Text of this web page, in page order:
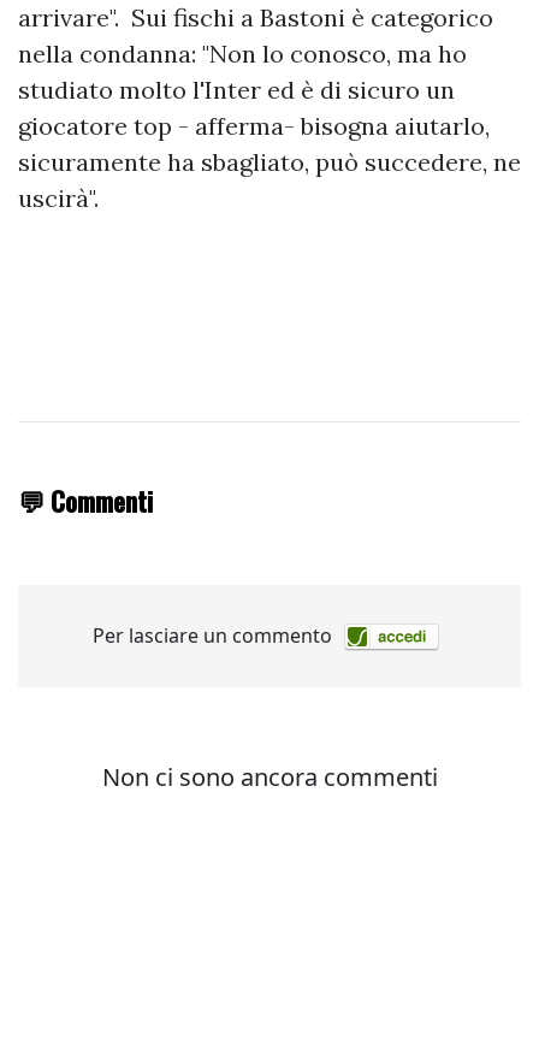
arrivare". Sui fischi a Bastoni è categorico
nella condanna: "Non lo conosco, ma ho
studiato molto l'Inter ed è di sicuro un
giocatore top - afferma- bisogna aiutarlo,
sicuramente ha sbagliato, può succedere, ne
uscirà".
💬 Commenti